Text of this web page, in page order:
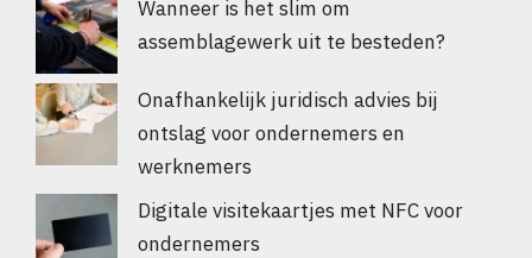
Wanneer is het slim om
assemblagewerk uit te besteden?
Onafhankelijk juridisch advies bij
ontslag voor ondernemers en
werknemers
Digitale visitekaartjes met NFC voor
ondernemers